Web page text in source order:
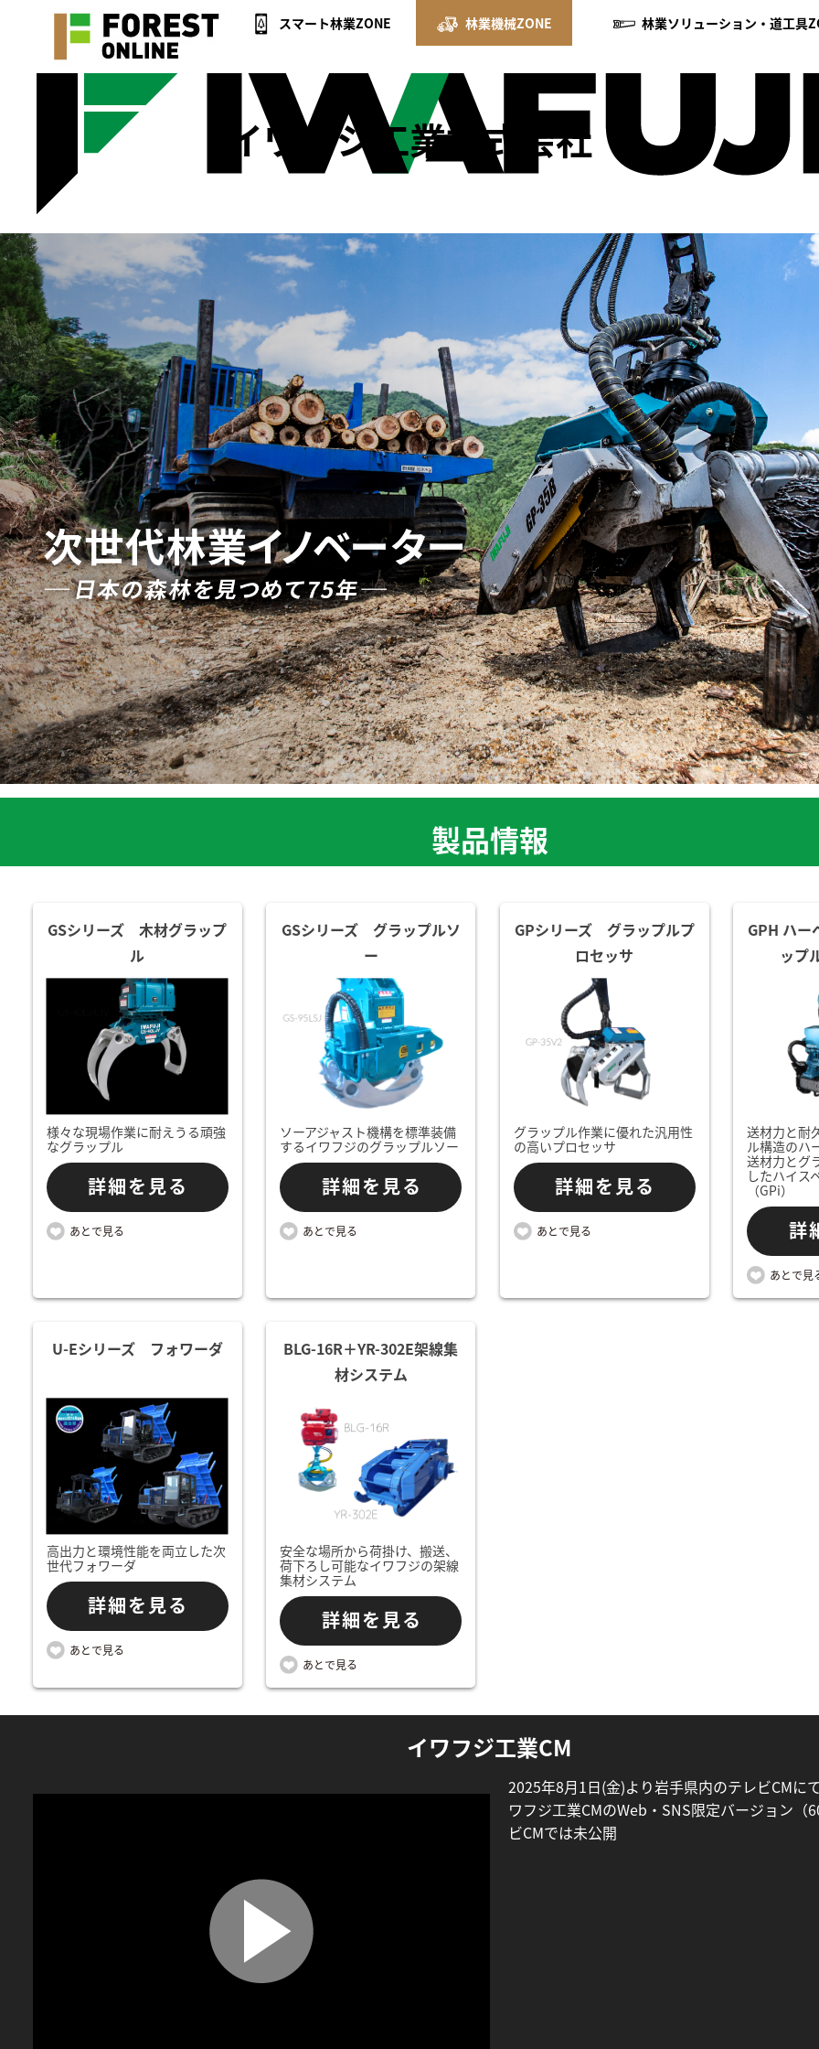
スマート林業ZONE 林業機械ZONE 林業ソリューション・道工具
イワフジ工業株式会社
製品情報
GSシリーズ 木材グラップ
ル
様々な現場作業に耐えうる頑強
なグラップル
詳細を見る
GSシリーズ グラップルソ
ー
ソーアジャスト機構を標準装備
するイワフジのグラップルソー
詳細を見る
GPシリーズ グラップルプ
ロセッサ
グラップル作業に優れた汎用性
の高いプロセッサ
詳細を見る
GPH ハー
ップ
送材力と耐
ル構造のハ
送材力とグ
したハイス
（GPi）
詳
U-Eシリーズ フォワーダ
高出力と環境性能を両立した次
世代フォワーダ
詳細を見る
BLG-16R＋YR-302E架線集
材システム
安全な場所から荷掛け、搬送、
荷下ろし可能なイワフジの架線
集材システム
詳細を見る
イワフジ工業CM
2025年8月1日(金)より岩手県内のテレビCMに
ワフジ工業CMのWeb・SNS限定バージョン（
ビCMでは未公開